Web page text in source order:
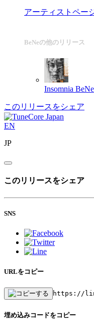
アーティストペー
BeNeの他のリリース
Insomnia BeNe
このリリースをシェア
EN
JP
このリリースをシェア
SNS
URLをコピー
https://
埋め込みコードをコピー